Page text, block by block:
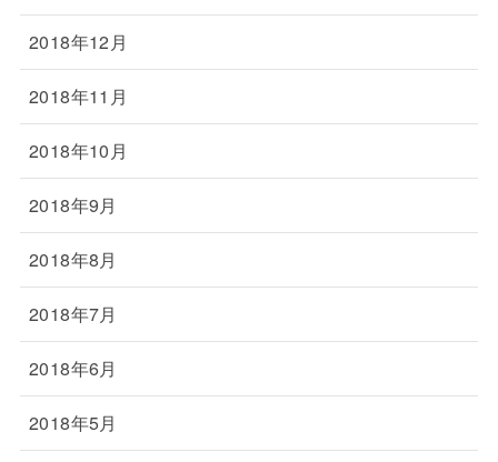
2018年12月
2018年11月
2018年10月
2018年9月
2018年8月
2018年7月
2018年6月
2018年5月